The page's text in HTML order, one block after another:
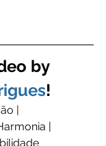
by
!
|
|